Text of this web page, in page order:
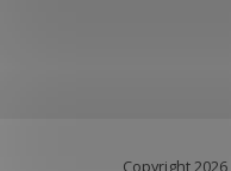
Copyright 2026